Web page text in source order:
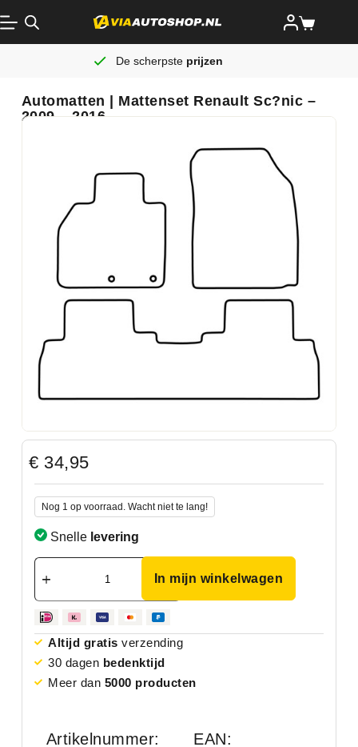
De scherpste prijzen
Automatten | Mattenset Renault Sc?nic –
2009 – 2016
€ 34,95
Nog 1 op voorraad. Wacht niet te lang!
Snelle levering
In mijn winkelwagen
Altijd gratis verzending
30 dagen bedenktijd
Meer dan 5000 producten
Artikelnummer:
EAN: